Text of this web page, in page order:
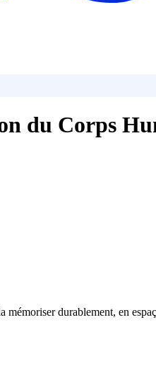
du Corps
durablement, en